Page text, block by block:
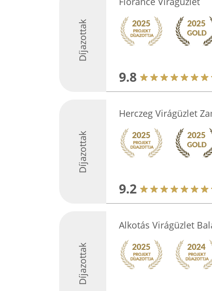
Díjazottak
9.8
Díjazottak
Herczeg Virágüzlet
9.2
Díjazottak
Alkotás Virágüzlet